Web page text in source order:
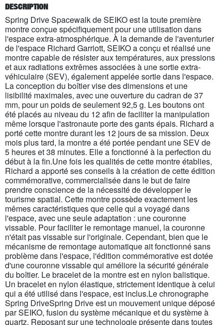
DESCRIPTION
Spring Drive Spacewalk de SEIKO est la toute première
montre conçue spécifiquement pour une utilisation dans
l'espace extra-atmosphérique. À la demande de l'aventurier
de l'espace Richard Garriott, SEIKO a conçu et réalisé une
montre capable de résister aux températures, aux pressions
et aux radiations extrêmes associées à une sortie extra-
véhiculaire (SEV), également appelée sortie dans l'espace.
La conception du boîtier vise des dimensions et une
lisibilité maximales, avec une ouverture du cadran de 37
mm, pour un poids de seulement 92,5 g. Les boutons ont
été placés au niveau du 12 afin de faciliter la manipulation
même lorsque l'astronaute porte des gants épais. Richard a
porté cette montre durant les 12 jours de sa mission. Deux
mois plus tard, la montre a été portée pendant une SEV de
5 heures et 38 minutes. Elle a fonctionné à la perfection du
début à la fin.Une fois les qualités de cette montre établies,
Richard a apporté ses conseils à la création de cette édition
commémorative, commercialisée dans le but de faire
prendre conscience de la nécessité de développer le
tourisme spatial. Cette montre possède exactement les
mêmes caractéristiques que celle qui a voyagé dans
l'espace, avec une seule adaptation : une couronne
vissable. Pour faciliter le remontage manuel, la couronne
n'était pas vissable sur l'originale. Cependant, bien que le
mécanisme de remontage automatique ait fonctionné sans
problème dans l'espace, l'édition commémorative est dotée
d'une couronne vissable qui améliore la sécurité générale
du boîtier. Le bracelet de la montre est en nylon balistique.
Un bracelet en nylon élastique, strictement identique à celui
qui a été utilisé dans l'espace, est inclus.Le chronographe
Spring DriveSpring Drive est un mouvement unique déposé
par SEIKO, fusion du système mécanique et du système à
quartz. Reposant sur une technologie présente dans toutes